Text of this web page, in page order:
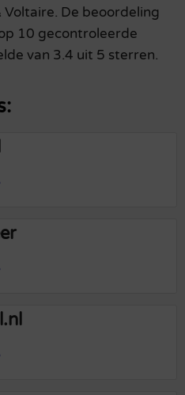
De beoordeling
10 gecontroleerde
van 3.4 uit 5 sterren.